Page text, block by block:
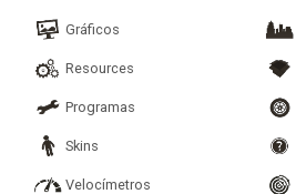
Gráficos
Resources
Programas
Skins
Velocímetros